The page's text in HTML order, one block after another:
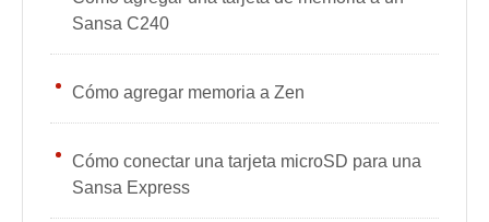
Sansa C240
Cómo agregar memoria a Zen
Cómo conectar una tarjeta microSD para una
Sansa Express